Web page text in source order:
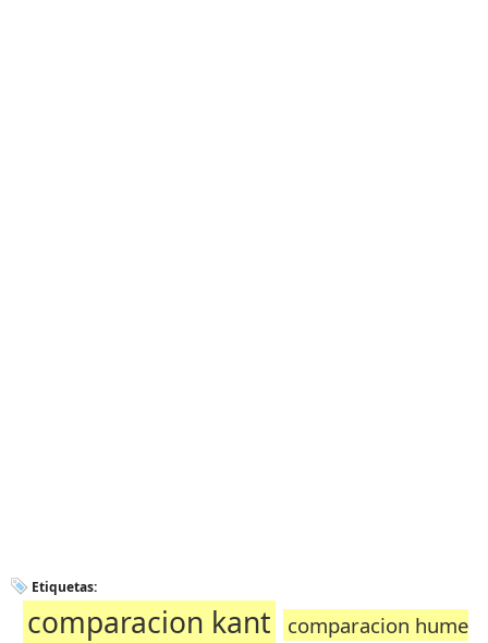
Etiquetas:
comparacion kant
comparacion hume